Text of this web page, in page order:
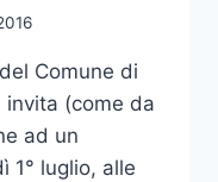
Comune di
invita (come da
ad un
1° luglio, alle